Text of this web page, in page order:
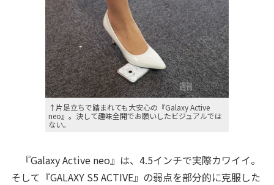
↑片足立ちで踏まれても大安心の『Galaxy Active
neo』。決して趣味全開でお願いしたビジュアルでは
ない。
『Galaxy Active neo』は、4.5インチで実際カワイイ。
そして『GALAXY S5 ACTIVE』の弱点を部分的に克服した